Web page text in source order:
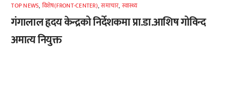
TOP NEWS, विशेष(FRONT-CENTER),समाचार, स्वास्थ्य
गंगालाल हृदय केन्द्रको निर्देशकमा प्रा.डा.आशिष गोविन्द
अमात्य नियुक्त